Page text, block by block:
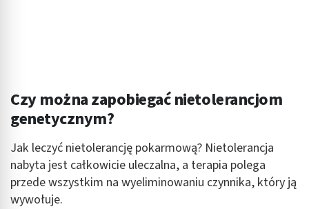
Czy można zapobiegać nietolerancjom
genetycznym?
Jak leczyć nietolerancję pokarmową? Nietolerancja
nabyta jest całkowicie uleczalna, a terapia polega
przede wszystkim na wyeliminowaniu czynnika, który ją
wywołuje.